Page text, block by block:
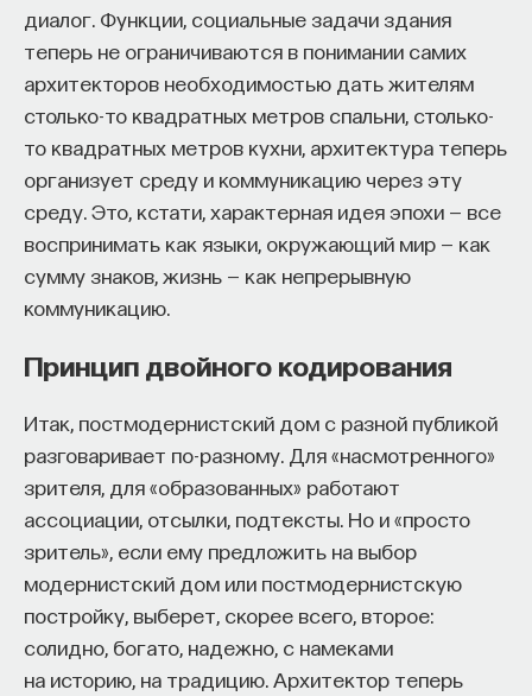
диалог. Функции, социальные задачи здания
теперь не ограничиваются в понимании самих
архитекторов необходимостью дать жителям
столько-то квадратных метров спальни, столько-
то квадратных метров кухни, архитектура теперь
организует среду и коммуникацию через эту
среду. Это, кстати, характерная идея эпохи — все
воспринимать как языки, окружающий мир — как
сумму знаков, жизнь — как непрерывную
коммуникацию.
Принцип двойного кодирования
Итак, постмодернистский дом с разной публикой
разговаривает по-разному. Для «насмотренного»
зрителя, для «образованных» работают
ассоциации, отсылки, подтексты. Но и «просто
зритель», если ему предложить на выбор
модернистский дом или постмодернистскую
постройку, выберет, скорее всего, второе:
солидно, богато, надежно, с намеками
на историю, на традицию. Архитектор теперь
«Мыслить как учёный» — подкаст основателя
ПостНауки Ивара Максутова о людях, которые
с исследователями, предпринимателями,
инвесторами и изобретателями. За десятки
эпизодов Ивар обсудил большие языковые
модели вместе с Михаилом Бурцевым, цифровые
данные в фармацевтике с Ириной Ефименко,
агротехнологии с Михаилом Тавером и много
других тем — от коучинга до фармакогенетики.
расширяться — слушайте подкаст наYouTube,
6/30/2026
НАПИСАТЬ НАМ
НАД МАТЕРИАЛОМ РАБОТАЛИ